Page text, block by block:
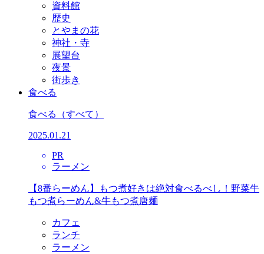
資料館
歴史
とやまの花
神社・寺
展望台
夜景
街歩き
食べる
食べる （すべて）
2025.01.21
PR
ラーメン
【8番らーめん】もつ煮好きは絶対食べるべし！野菜牛
もつ煮らーめん&牛もつ煮唐麺
カフェ
ランチ
ラーメン